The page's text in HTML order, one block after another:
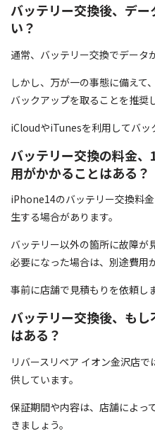
バッテリー交換後、デ
い？
通常、バッテリー交換でデータ
しかし、万が一の事態に備えて
バックアップを取ることを推奨
iCloudやiTunesを利用してバッ
バッテリー交換の料金
用がかかることはある？
iPhone14のバッテリー交換料
生する場合があります。
バッテリー以外の箇所に故障が
必要になった場合は、別途費用
事前に店舗で見積もりを依頼し
バッテリー交換後、も
はある？
リバースリペア イオン金沢店
供しています。
保証期間や内容は、店舗によっ
きましょう。